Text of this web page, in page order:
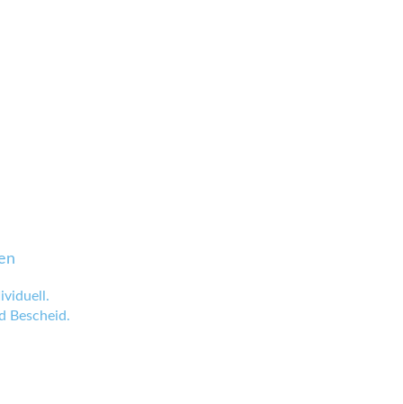
Bescheid.